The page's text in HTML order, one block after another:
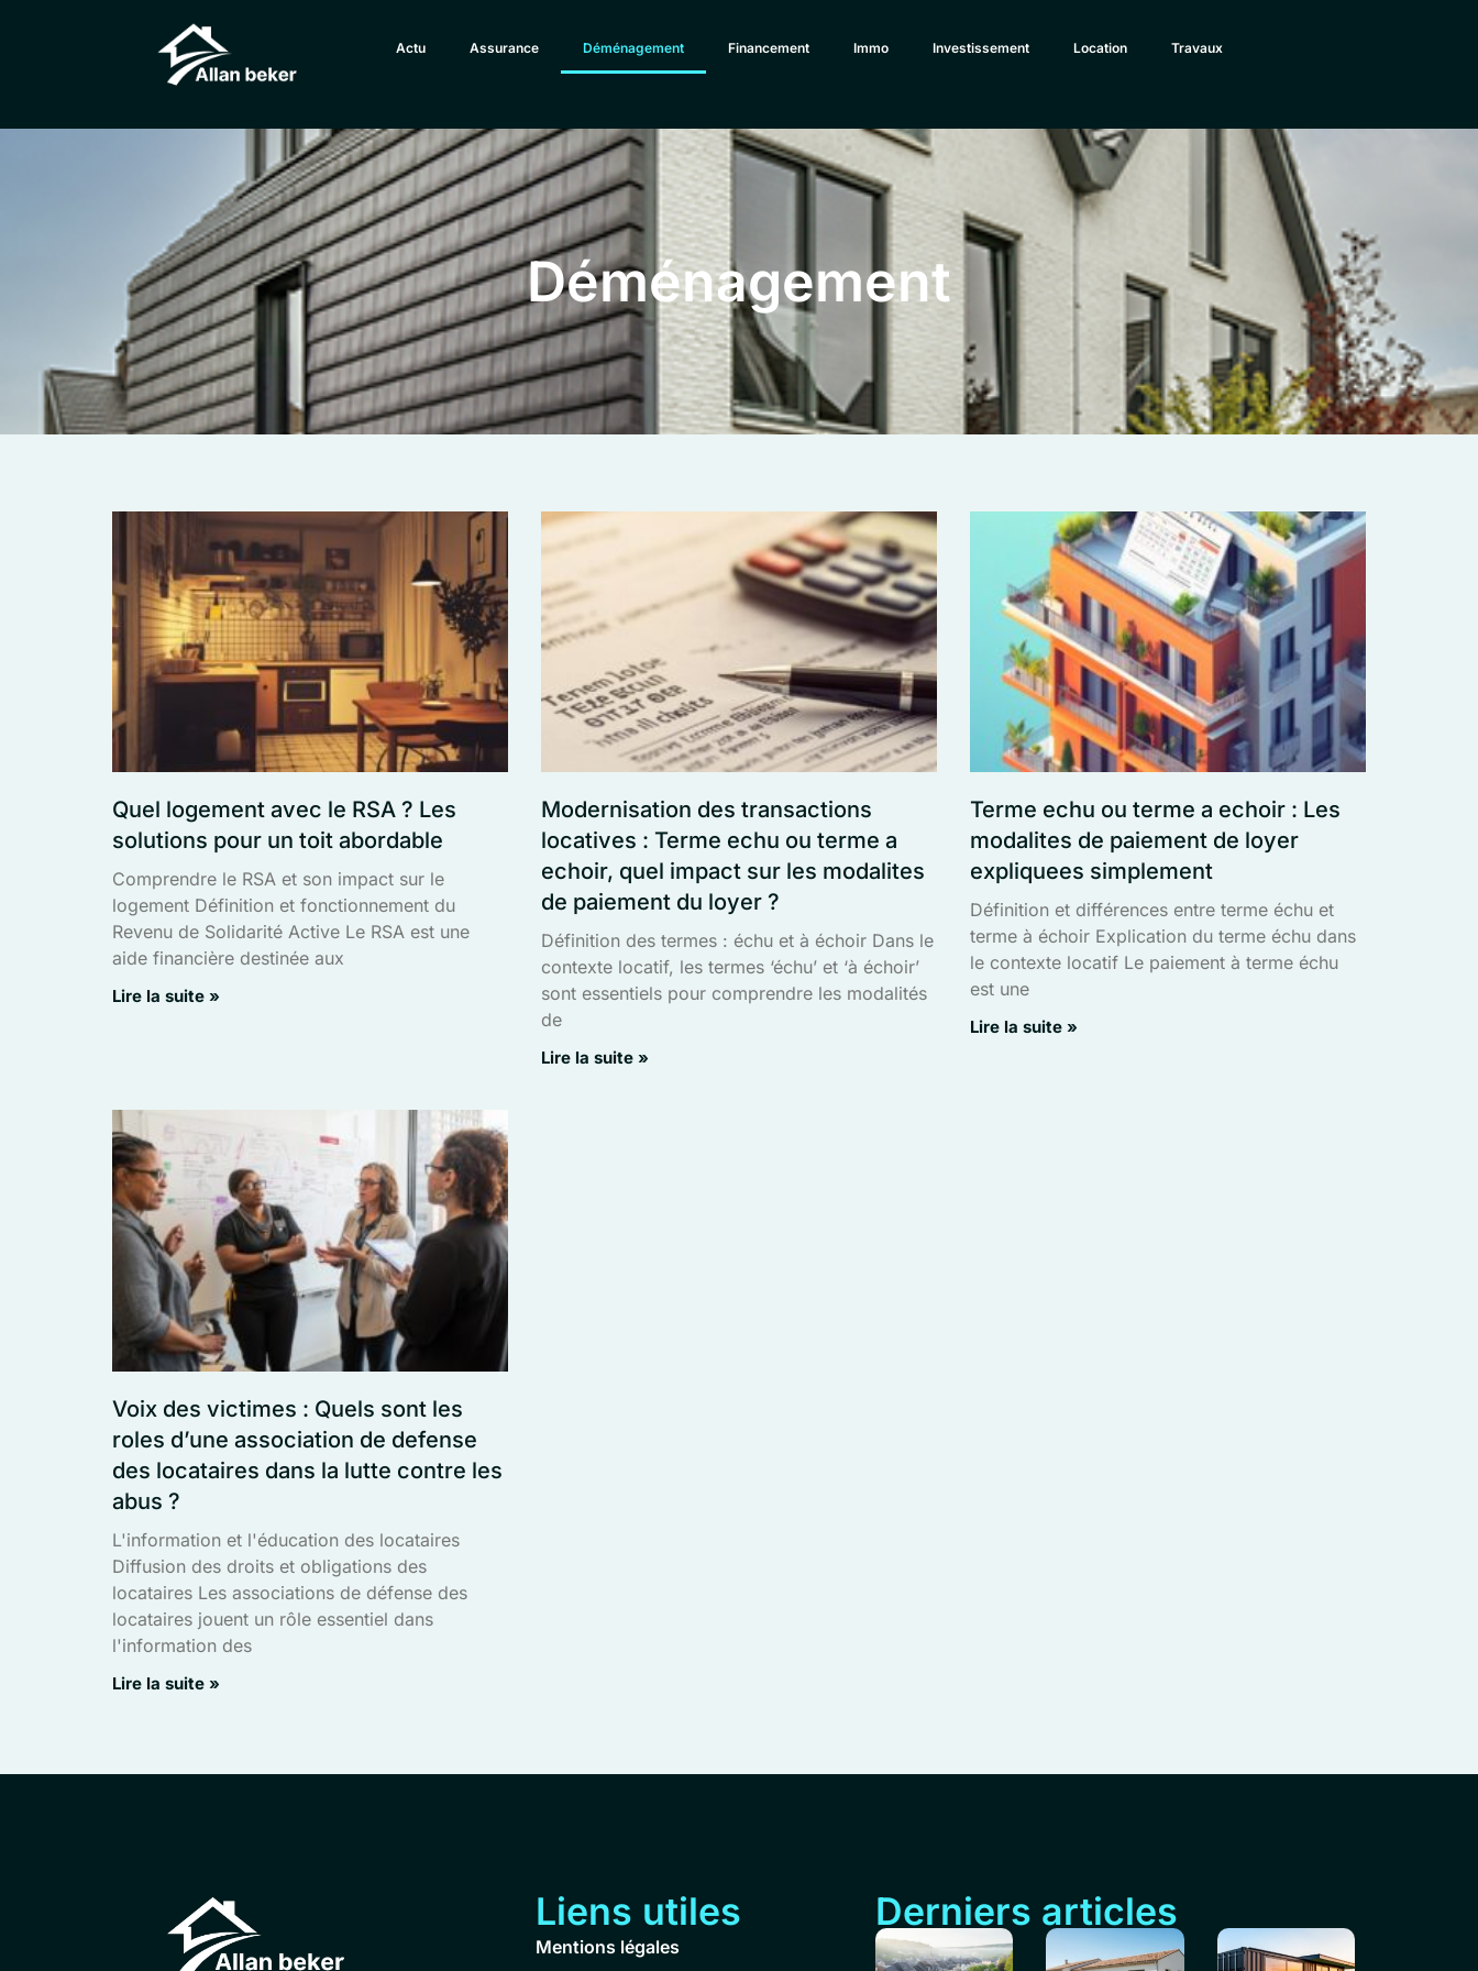
Actu Assurance Déménagement Financement Immo Investissement Location Travaux
Déménagement
Quel logement avec le RSA ? Les
solutions pour un toit abordable
Comprendre le RSA et son impact sur le
logement Définition et fonctionnement du
Revenu de Solidarité Active Le RSA est une
aide financière destinée aux
Lire la suite »
Modernisation des transactions
locatives : Terme echu ou terme a
echoir, quel impact sur les modalites
de paiement du loyer ?
Définition des termes : échu et à échoir Dans le
contexte locatif, les termes ‘échu’ et ‘à échoir’
sont essentiels pour comprendre les modalités
de
Lire la suite »
Terme echu ou terme a echoir : Les
modalites de paiement de loyer
expliquees simplement
Définition et différences entre terme échu et
terme à échoir Explication du terme échu dans
le contexte locatif Le paiement à terme échu
est une
Lire la suite »
Voix des victimes : Quels sont les
roles d’une association de defense
des locataires dans la lutte contre les
abus ?
L'information et l'éducation des locataires
Diffusion des droits et obligations des
locataires Les associations de défense des
locataires jouent un rôle essentiel dans
l'information des
Lire la suite »
Liens utiles
Mentions légales
Derniers articles